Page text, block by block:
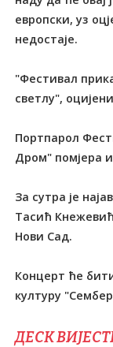
европски, уз
недостаје.
"Фестивал
светлу",
Портпарол
Дром" помјера
За сутра је
Тасић
Нови Сад.
Концерт ће
културу
ДЕСК